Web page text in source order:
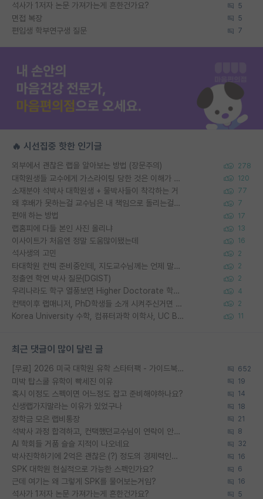
석사가 1저자 논문 가져가는게 흔한건가요? 5
면접 복장 5
편입생 학부연구생 질문 7
🔥 시선집중 핫한 인기글
외부에서 괜찮은 랩을 알아보는 방법 (장문주의) 278
대학원생들 교수에게 가스라이팅 당한 것은 이해가 갑니다. 안타깝네요. 120
소재분야 석박사 대학원생 + 물박사들이 착각하는 거 77
왜 후배가 못하는걸 교수님은 내 책임으로 돌리는걸까요? 7
편애 하는 방법 17
랩홈피에 다들 본인 사진 올리냐 13
이사이트가 처음엔 정말 도움많이됐는데 16
석사생의 고민 2
타대학원 컨텍 준비중인데, 지도교수님께는 언제 말씀드려야 할까요? 2
정출연 학연 박사 질문(DGIST) 2
우리나라도 학구 열풍보면 Higher Doctorate 학위가 필요하다고 봅니다. 4
컨택이후 랩매니저, PhD학생들 소개 시켜주신거면 거의 컨펌에 가깝나요? 2
Korea University 수학, 컴퓨터과학 이학사, UC Berkeley 산업공학 대학원 공학박사가 되는 것은 쉽지 않겠죠? 11
최근 댓글이 많이 달린 글
[무료] 2026 미국 대학원 유학 스타터팩 - 가이드북 & 합격자 컨택메일 템플릿 652
미박 탑스쿨 유학이 빡세진 이유 19
혹시 이정도 스펙이면 어느정도 잡고 준비해야하나요? 14
신생랩가지말라는 이유가 있었구나 18
장학금 모은 랩비통장 21
석박사 과정 합격하고, 컨택했던교수님이 연락이 안됩니다... 8
AI 학회들 거품 슬슬 지적이 나오네요 32
박사진학하기에 2억은 괜찮은 (?) 정도의 경제력인가요 16
SPK 대학원 현실적으로 가능한 스펙인가요? 6
근데 여기는 왜 그렇게 SPK를 물어보는거임? 16
석사가 1저자 논문 가져가는게 흔한건가요? 5